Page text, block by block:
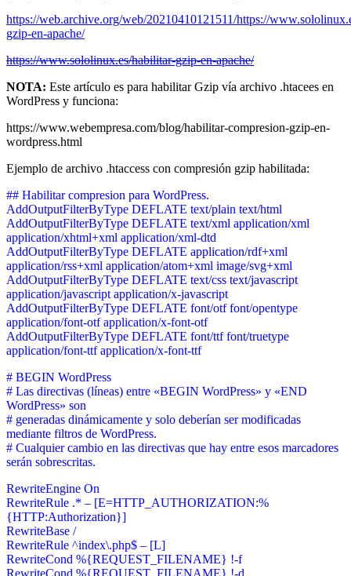
https://web.archive.org/web/20210410121511/https://
gzip-en-apache/
https://www.sololinux.es/habilitar-gzip-en-apache/
NOTA: Este artículo es para habilitar Gzip vía archivo .htacees en
WordPress y funciona:
https://www.webempresa.com/blog/habilitar-compresion-gzip-en-
wordpress.html
Ejemplo de archivo .htaccess con compresión gzip habilitada:
## Habilitar compresion para WordPress.
AddOutputFilterByType DEFLATE text/plain text/html
AddOutputFilterByType DEFLATE text/xml application/xml
application/xhtml+xml application/xml-dtd
AddOutputFilterByType DEFLATE application/rdf+xml
application/rss+xml application/atom+xml image/svg+xml
AddOutputFilterByType DEFLATE text/css text/javascript
application/javascript application/x-javascript
AddOutputFilterByType DEFLATE font/otf font/opentype
application/font-otf application/x-font-otf
AddOutputFilterByType DEFLATE font/ttf font/truetype
application/font-ttf application/x-font-ttf
# BEGIN WordPress
# Las directivas (líneas) entre «BEGIN WordPress» y «END
WordPress» son
# generadas dinámicamente y solo deberían ser modificadas
mediante filtros de WordPress.
# Cualquier cambio en las directivas que hay entre esos marcadores
serán sobrescritas.
RewriteEngine On
RewriteRule .* – [E=HTTP_AUTHORIZATION:%
{HTTP:Authorization}]
RewriteBase /
RewriteRule ^index\.php$ – [L]
RewriteCond %{REQUEST_FILENAME} !-f
RewriteCond %{REQUEST_FILENAME} !-d